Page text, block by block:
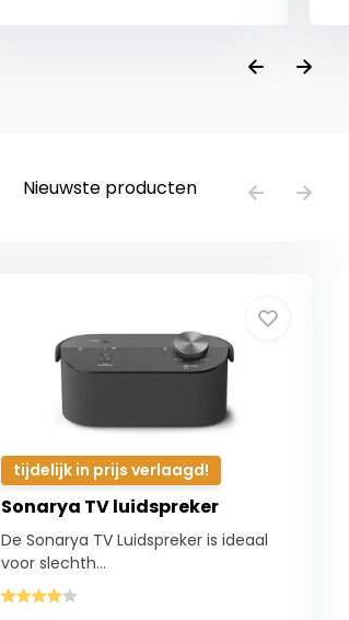
Nieuwste producten
tijdelijk in prijs verlaagd!
Sonarya TV luidspreker
De Sonarya TV Luidspreker is ideaal
voor slechth...